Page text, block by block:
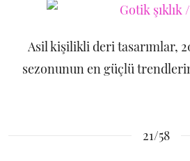
Asil kişilikli deri tasarımlar,
sezonunun en güçlü
21/58